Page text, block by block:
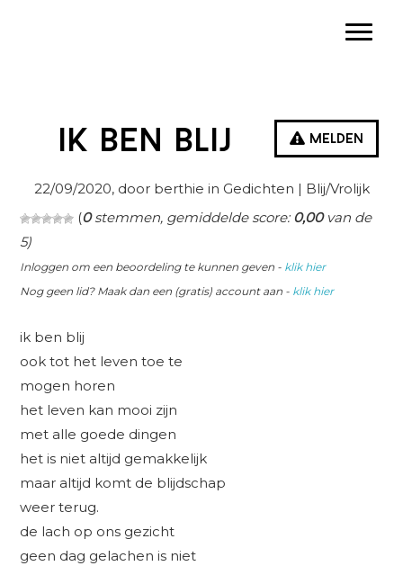
Melden
ik ben blij
22/09/2020, door berthie in Gedichten | Blij/Vrolijk
(0stemmen, gemiddelde score:0,00van de
5)
Inloggen om een beoordeling te kunnen geven - klik hier
Nog geen lid? Maak dan een (gratis) account aan - klik hier
ik ben blij
ook tot het leven toe te
mogen horen
het leven kan mooi zijn
met alle goede dingen
het is niet altijd gemakkelijk
maar altijd komt de blijdschap
weer terug.
de lach op ons gezicht
geen dag gelachen is niet